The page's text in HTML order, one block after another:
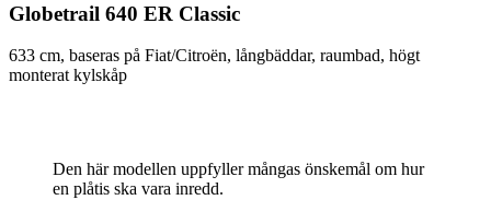
Globetrail 640 ER Classic
633 cm, baseras på Fiat/Citroën, långbäddar, raumbad, högt
monterat kylskåp
Den här modellen uppfyller mångas önskemål om hur
en plåtis ska vara inredd.